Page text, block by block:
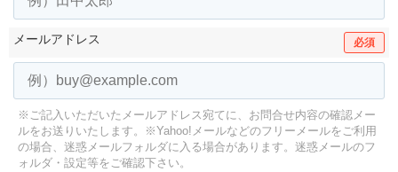
メールアドレス 必須
※ご記入いただいたメールアドレス宛てに、お問合せ内容の確認メー
ルをお送りいたします。
※Yahoo!メールなどのフリーメールをご利用
の場合、迷惑メールフォルダに入る場合があります。 迷惑メールのフ
ォルダ・設定等をご確認下さい。